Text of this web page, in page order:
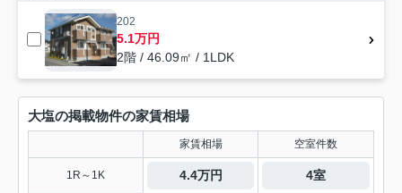
202
5.1万円
2階 / 46.09㎡ / 1LDK
大塩の掲載物件の家賃相場
家賃相場 空室件数
1R～1K 4.4万円 4室